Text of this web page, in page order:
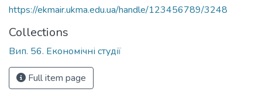
https://ekmair.ukma.edu.ua/handle/123456789/3248
Collections
Вип. 56. Економічні студії
Full item page